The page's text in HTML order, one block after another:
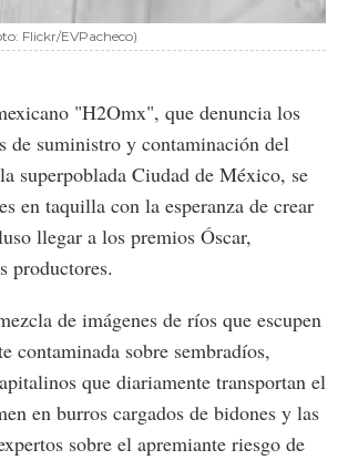
Flickr/EVPacheco)
"H2Omx", que denuncia los
de suministro y contaminación del
superpoblada Ciudad de México, se
en taquilla con la esperanza de crear
llegar a los premios Óscar,
productores.
de imágenes de ríos que escupen
contaminada sobre sembradíos,
que diariamente transportan el
en burros cargados de bidones y las
sobre el apremiante riesgo de